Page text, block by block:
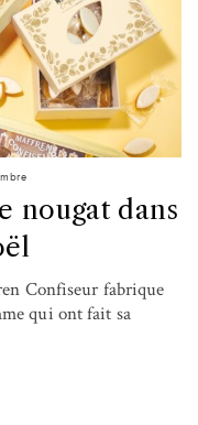
nougat dans
Confiseur fabrique
qui ont fait sa